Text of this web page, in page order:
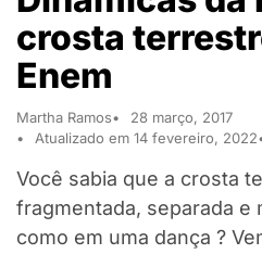
crosta
Enem
Martha Ramos
28 março, 2017
Atualizado em 14 fevereiro, 2022
Você sabia que a crosta
fragmentada, separada e
como em uma dança ?